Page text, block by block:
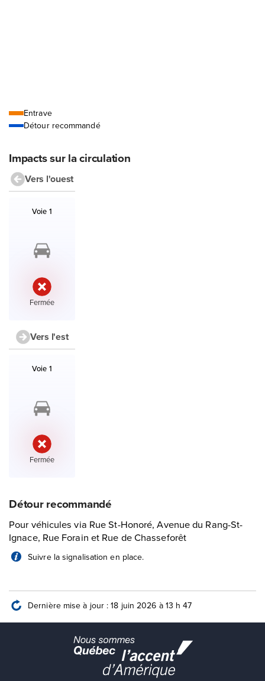
Légende
Entrave
Détour recommandé
Impacts sur la circulation
Vers l'ouest
Voie 1
État :
Fermée
Vers l'est
Voie 1
État :
Fermée
Détour recommandé
Pour véhicules via Rue St-Honoré, Avenue du Rang-St-
Ignace, Rue Forain et Rue de Chasseforêt
Suivre la signalisation en place.
Dernière mise à jour : 18 juin 2026 à 13 h 47